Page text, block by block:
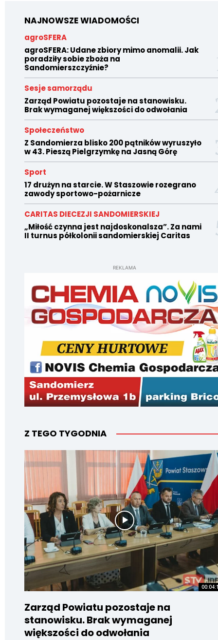
NAJNOWSZE WIADOMOŚCI
agroSFERA
agroSFERA: Udane zbiory mimo anomalii. Jak
poradziły sobie zboża na
Sandomierszczyźnie?
Sesje samorządu
Zarząd Powiatu pozostaje na stanowisku.
Brak wymaganej większości do odwołania
Społeczeństwo
Z Sandomierza blisko 200 pątników wyruszyło
w 43. Pieszą Pielgrzymkę na Jasną Górę
Sport
17 drużyn na starcie. W Staszowie rozegrano
zawody sportowo-pożarnicze
CARITAS DIECEZJI SANDOMIERSKIEJ
„Miłość czynna jest najdoskonalsza”. Za nami
II turnus półkolonii sandomierskiej Caritas
REKLAMA
Z TEGO TYGODNIA
Zarząd Powiatu pozostaje na
stanowisku. Brak wymaganej
większości do odwołania